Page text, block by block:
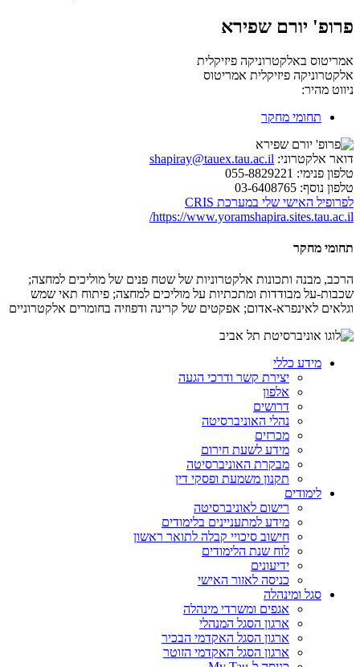
פרופ' יורם שפירא
אמריטוס באלקטרוניקה פיזיקלית
אלקטרוניקה פיזיקלית אמריטוס
ניווט מהיר:
תחומי מחקר
דואר אלקטרוני: shapiray@tauex.tau.ac.il
טלפון פנימי:
טלפון נוסף:
לפרופיל האישי שלי במערכת CRIS
https://www.yoramshapira.sites.tau.ac.il/
תחומי מחקר
הרכב, מבנה ותכונות אלקטרוניות של שטח פנים של מוליכים למחצה;
שכבות-על מבודדות ומתכתיות על מוליכים למחצה; פיתוח תאי שמש
וגלאים לאינפרא-אדום; אפקטים של קרינה ודפוזיה בחומרים אלקטרוניים
מידע כללי
יצירת קשר ודרכי הגעה
אלפון
דרושים
נהלי האוניברסיטה
מכרזים
מידע לשעת חירום
מבקרת האוניברסיטה
תקנון משמעת ופסקי דין
לימודים
רישום לאוניברסיטה
מידע למתעניינים בלימודים
חישוב סיכויי קבלה לתואר ראשון
לוח שנת הלימודים
ידיעונים
כניסה לאזור האישי
סגל ומינהלה
אגפים ומשרדי מינהלה
ארגון הסגל המנהלי
ארגון הסגל האקדמי הבכיר
ארגון הסגל האקדמי הזוטר